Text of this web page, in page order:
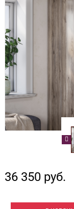
36 350 руб.